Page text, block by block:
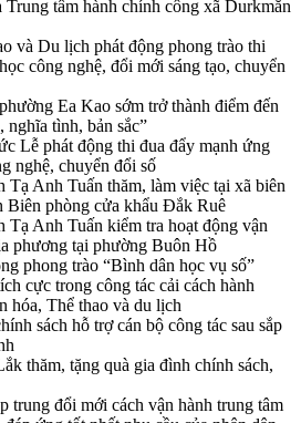
tâm hành chính công xã Durkmăn
và Du lịch phát động phong trào thi
công nghệ, đổi mới sáng tạo, chuyển
Ea Kao sớm trở thành điểm đến
nghĩa tình, bản sắc”
Lễ phát động thi đua đẩy mạnh ứng
nghệ, chuyển đổi số
Anh Tuấn thăm, làm việc tại xã biên
Biên phòng cửa khẩu Đắk Ruê
Anh Tuấn kiểm tra hoạt động vận
phương tại phường Buôn Hồ
phong trào “Bình dân học vụ số”
cực trong công tác cải cách hành
hóa, Thể thao và du lịch
sách hỗ trợ cán bộ công tác sau sắp
thăm, tặng quà gia đình chính sách,
trung đổi mới cách vận hành trung tâm